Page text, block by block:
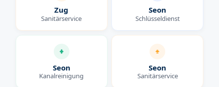
Zug
Sanitärservice
Seon
Schlüsseldienst
Seon
Kanalreinigung
Seon
Sanitärservice